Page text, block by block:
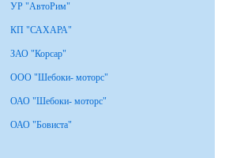
УР "АвтоРим"
КП "САХАРА"
ЗАО "Корсар"
ООО "Шебоки- моторс"
ОАО "Шебоки- моторс"
ОАО "Бовиста"